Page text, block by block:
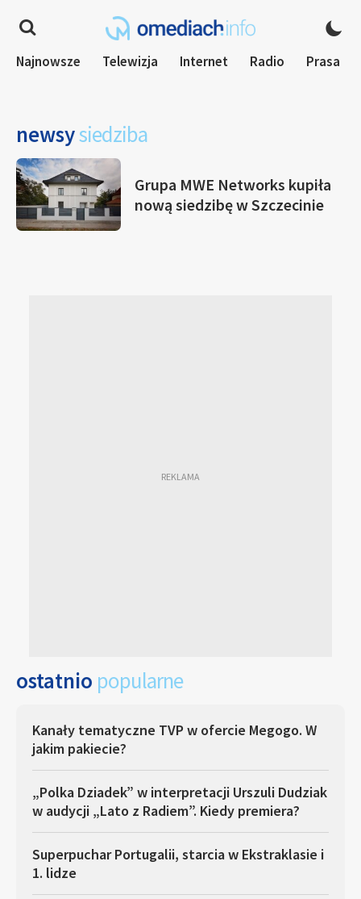
Najnowsze Telewizja Internet Radio Prasa
newsysiedziba
Grupa MWE Networks kupiła
nową siedzibę w Szczecinie
ostatnio popularne
Kanały tematyczne TVP w ofercie Megogo. W
jakim pakiecie?
„Polka Dziadek” w interpretacji Urszuli Dudziak
w audycji „Lato z Radiem”. Kiedy premiera?
Superpuchar Portugalii, starcia w Ekstraklasie i
1. lidze